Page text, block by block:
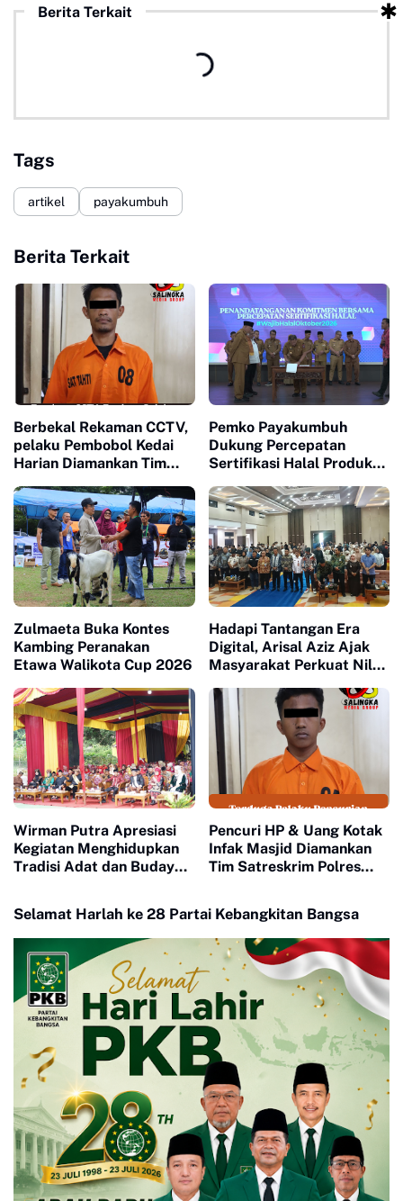
Berita Terkait
Tags
artikel payakumbuh
Berita Terkait
Berbekal Rekaman CCTV,
pelaku Pembobol Kedai
Harian Diamankan Tim
Payakumbuh
Pemko Payakumbuh
Dukung Percepatan
Sertifikasi Halal Produk
Zulmaeta Buka Kontes
Kambing Peranakan
Etawa Walikota Cup 2026
Hadapi Tantangan Era
Digital, Arisal Aziz Ajak
Masyarakat Perkuat Nilai
Wirman Putra Apresiasi
Kegiatan Menghidupkan
Tradisi Adat dan Budaya
Pencuri HP & Uang Kotak
Infak Masjid Diamankan
Tim Satreskrim Polres
Selamat Harlah ke 28 Partai Kebangkitan Bangsa